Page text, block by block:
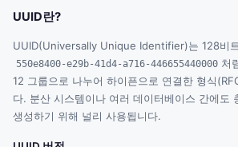
UUID란?
UUID(Universally Unique Identifier)는 128비
550e8400-e29b-41d4-a716-446655440000 처
12 그룹으로 나누어 하이픈으로 연결한 형식
다. 분산 시스템이나 여러 데이터베이스 간에도
생성하기 위해 널리 사용됩니다.